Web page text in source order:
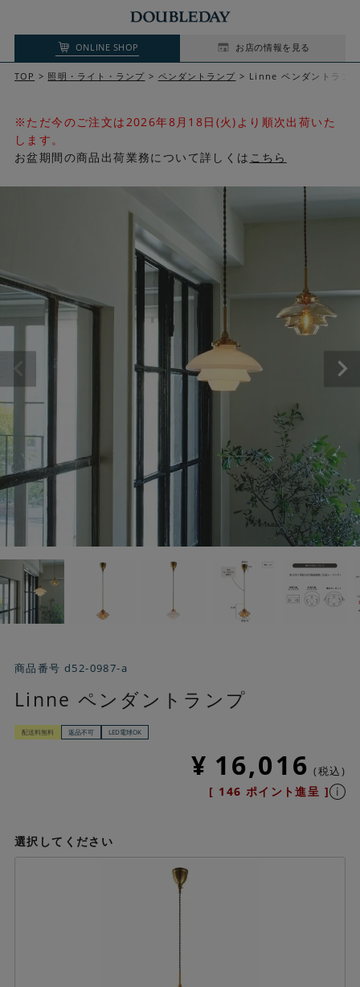
ONLINE SHOP お店の情報を見る
TOP 照明・ライト・ランプ ペンダントランプ Linne ペンダントラン
※ただ今のご注文は2026年8月18日(火)より順次出荷いた
します。
お盆期間の商品出荷業務について詳しくは こちら
商品番号 d52-0987-a
Linne ペンダントランプ
配送料無料 返品不可 LED電球OK
¥ 16,016 税込
[ 146 ポイント進呈 ]
選択してください